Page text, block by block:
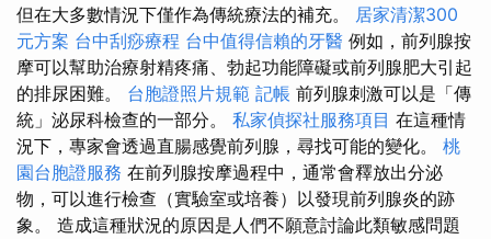
但在大多數情況下僅作為傳統療法的補充。 居家清潔300
元方案 台中刮痧療程 台中值得信賴的牙醫 例如，前列腺按
摩可以幫助治療射精疼痛、勃起功能障礙或前列腺肥大引起
的排尿困難。 台胞證照片規範 記帳 前列腺刺激可以是「傳
統」泌尿科檢查的一部分。 私家偵探社服務項目 在這種情
況下，專家會透過直腸感覺前列腺，尋找可能的變化。 桃
園台胞證服務 在前列腺按摩過程中，通常會釋放出分泌
物，可以進行檢查（實驗室或培養）以發現前列腺炎的跡
象。 造成這種狀況的原因是人們不願意討論此類敏感問題